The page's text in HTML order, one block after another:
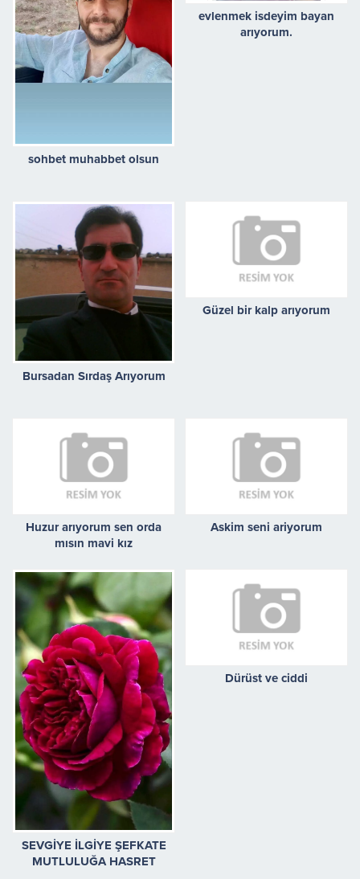
sohbet muhabbet olsun
evlenmek isdeyim bayan
arıyorum.
Bursadan Sırdaş Arıyorum
Güzel bir kalp arıyorum
Huzur arıyorum sen orda
mısın mavi kız
Askim seni ariyorum
SEVGİYE İLGİYE ŞEFKATE
MUTLULUĞA HASRET
Dürüst ve ciddi